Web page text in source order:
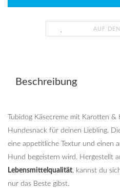
AUF
Beschreibung
Tubidog Käsecreme mit Karotten
Hundesnack für deinen Liebling.
eine appetitliche Textur und einen
Hund begeistern wird. Hergestellt
Lebensmittelqualität , kannst du
nur das Beste gibst.